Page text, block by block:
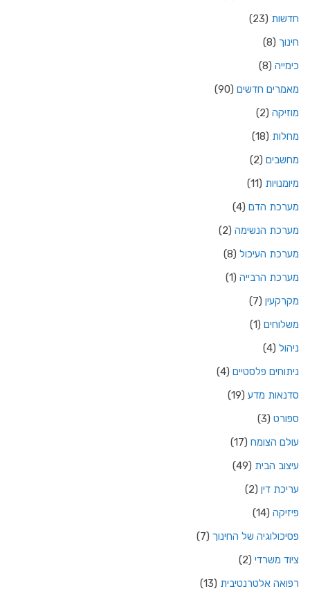
חדשות (23)
חינוך (8)
כימייה (8)
מאמרים חדשים (90)
מוזיקה (2)
מחלות (18)
מחשבים (2)
מיומנויות (11)
מערכת הדם (4)
מערכת הנשימה (2)
מערכת העיכול (8)
מערכת הרבייה (1)
מקרקעין (7)
משלוחים (1)
ניהול (4)
ניתוחים פלסטיים (4)
סדנאות מדע (19)
ספורט (3)
עולם הצומח (17)
עיצוב הבית (49)
עריכת דין (2)
פיזיקה (14)
פסיכולוגיה של החינוך (7)
ציוד משרדי (2)
רפואה אלטרנטיבית (13)